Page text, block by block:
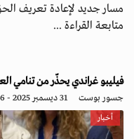
مسار جديد لإعادة تعريف
متابعة القراءة ...
فيليبو غراندي يحذّر من تنامي
جسور بوست 31 ديسمبر 2025 - 13:46
أخبار